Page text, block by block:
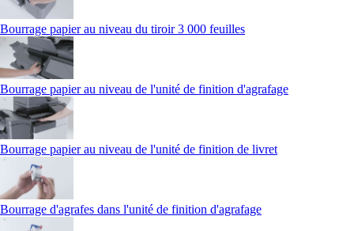
Bourrage papier au niveau du tiroir 3 000 feuilles
Bourrage papier au niveau de l'unité de finition d'agrafage
Bourrage papier au niveau de l'unité de finition de livret
Bourrage d'agrafes dans l'unité de finition d'agrafage